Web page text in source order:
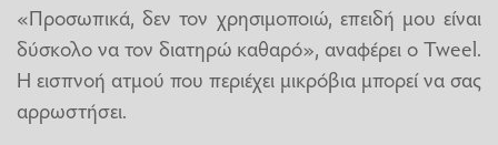
«Προσωπικά, δεν τον χρησιμοποιώ, επειδή μου είναι
δύσκολο να τον διατηρώ καθαρό», αναφέρει ο Tweel.
Η εισπνοή ατμού που περιέχει μικρόβια μπορεί να σας
αρρωστήσει.